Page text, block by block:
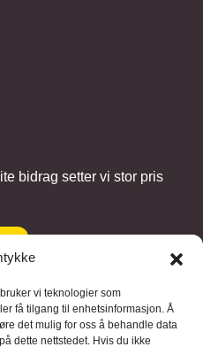
vi teknologier som
få tilgang til enhetsinformasjon. Å
det mulig for oss å behandle data
dette nettstedet. Hvis du ikke
bidrag setter vi stor pris